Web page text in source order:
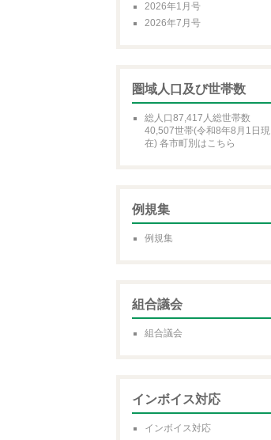
2026年1月号
2026年7月号
圏域人口及び世帯数
総人口87,417人総世帯数
40,507世帯(令和8年8月1日現
在) 各市町別はこちら
例規集
例規集
組合議会
組合議会
インボイス対応
インボイス対応